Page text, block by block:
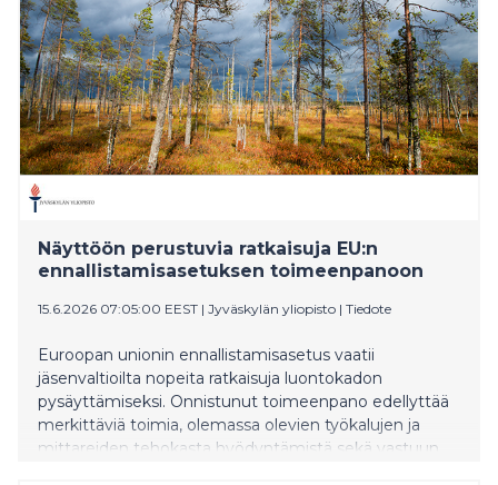
perustuu aiempaa vahvemmin luonnon
monimuotoisuuteen, uusiin palveluihin ja korkean
lisäarvon liiketoimintaan.
Näyttöön perustuvia ratkaisuja EU:n
ennallistamisasetuksen toimeenpanoon
15.6.2026 07:05:00 EEST | Jyväskylän yliopisto | Tiedote
Euroopan unionin ennallistamisasetus vaatii
jäsenvaltioilta nopeita ratkaisuja luontokadon
pysäyttämiseksi. Onnistunut toimeenpano edellyttää
merkittäviä toimia, olemassa olevien työkalujen ja
mittareiden tehokasta hyödyntämistä sekä vastuun